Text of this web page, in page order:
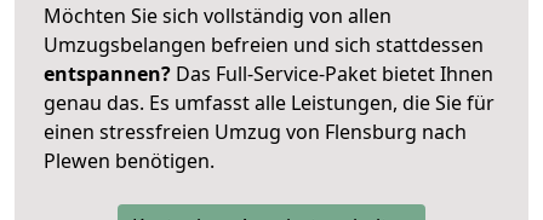
Möchten Sie sich vollständig von allen
Umzugsbelangen befreien und sich stattdessen
entspannen? Das Full-Service-Paket bietet Ihnen
genau das. Es umfasst alle Leistungen, die Sie für
einen stressfreien Umzug von Flensburg nach
Plewen benötigen.